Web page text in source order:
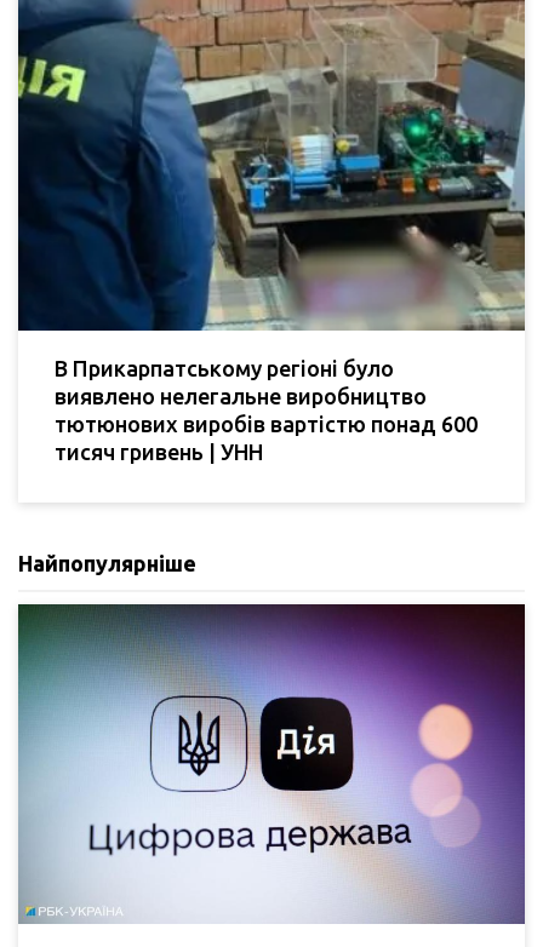
В Прикарпатському регіоні було
виявлено нелегальне виробництво
тютюнових виробів вартістю понад 600
тисяч гривень | УНН
Найпопулярніше